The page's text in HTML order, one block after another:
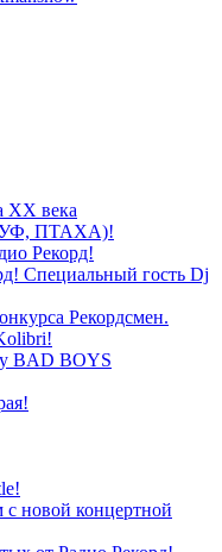
XX века
ПТАХА)!
Рекорд!
Специальный гость Dj
Рекордсмен.
BAD BOYS
новой концертной